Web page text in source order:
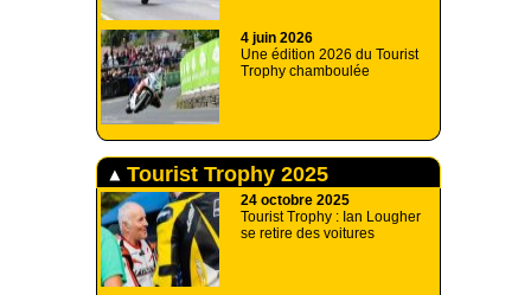
4 juin 2026
Une édition 2026 du Tourist
Trophy chamboulée
Tourist Trophy 2025
24 octobre 2025
Tourist Trophy : Ian Lougher
se retire des voitures